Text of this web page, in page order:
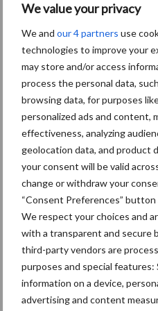
We value your privacy
We and our 4 partners use
technologies to improve your
may store and/or access
process the personal data,
browsing data, for purposes
personalized ads and content,
effectiveness, analyzing
geolocation data, and product
your consent will be valid
change or withdraw your
“Consent Preferences”
We respect your choices and
with a transparent and secure
third-party vendors are
purposes and special features:
information on a device,
advertising and content
Primaire
Recent nieuws
Diergezondheid
Bedrijfsnieuws
Toon